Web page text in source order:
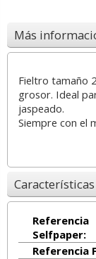
Más
Fieltro tamaño
grosor. Ideal
jaspeado.
Siempre con el
Referencia
Selfpaper:
Referencia